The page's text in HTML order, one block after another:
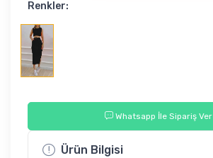
Renkler:
Whatsapp İle Sipariş Ver
Ürün Bilgisi